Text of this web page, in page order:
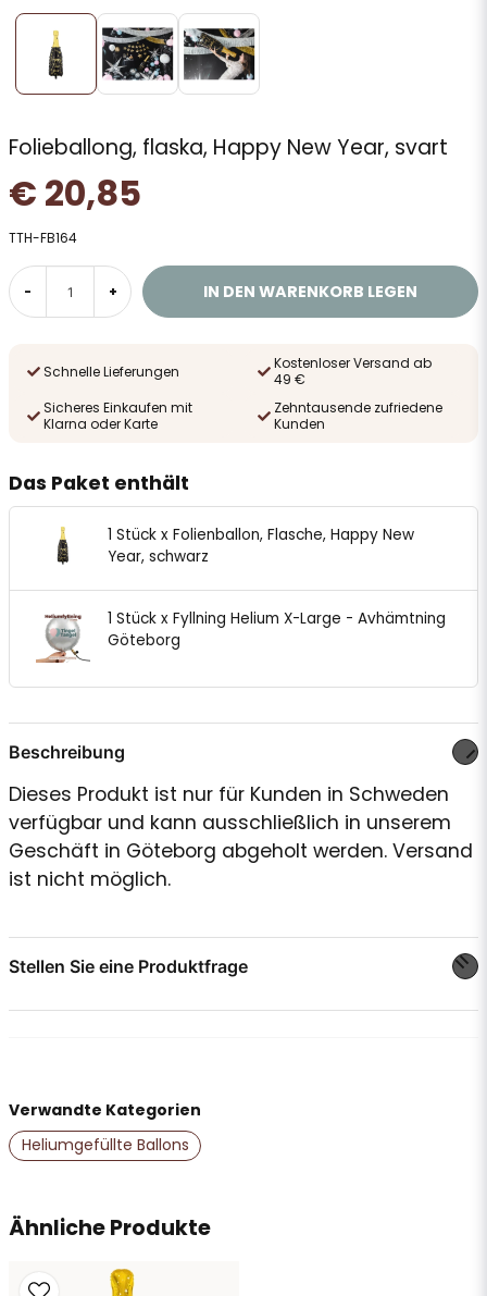
Folieballong, flaska, Happy New Year, svart
€ 20,85
TTH-FB164
- + IN DEN WARENKORB LEGEN
Schnelle Lieferungen
Kostenloser Versand ab
49 €
Sicheres Einkaufen mit
Klarna oder Karte
Zehntausende zufriedene
Kunden
Das Paket enthält
1 Stück x Folienballon, Flasche, Happy New
Year, schwarz
1 Stück x Fyllning Helium X-Large - Avhämtning
Göteborg
Beschreibung
Dieses Produkt ist nur für Kunden in Schweden
verfügbar und kann ausschließlich in unserem
Geschäft in Göteborg abgeholt werden. Versand
ist nicht möglich.
Stellen Sie eine Produktfrage
name
Name
email
E-Mail-Adresse
Ähnliche Produkte
Verwandte Kategorien
Heliumgefüllte Ballons